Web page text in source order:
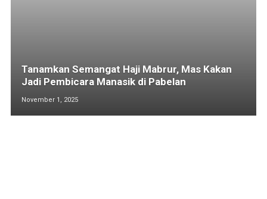
Tanamkan Semangat Haji Mabrur, Mas Kakan
Jadi Pembicara Manasik di Pabelan
November 1, 2025